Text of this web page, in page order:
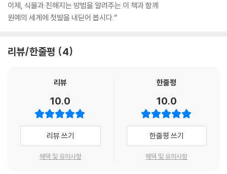
이제, 식물과 친해지는 방법을 알려주는 이 책과 함께
원예의 세계에 첫발을 내딛어 봅시다.”
리뷰/한줄평 4
리뷰
10.0
리뷰 쓰기
혜택 및 유의사항
한줄평
10.0
한줄평 쓰기
혜택 및 유의사항